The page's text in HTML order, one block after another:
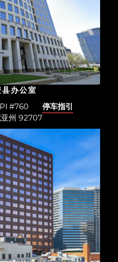
办公室
#760
亚州 92707
停车指引